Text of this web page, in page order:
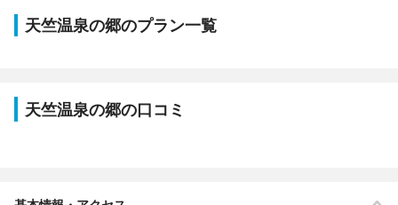
天竺温泉の郷のプラン一覧
天竺温泉の郷の口コミ